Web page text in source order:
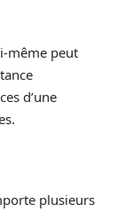
même peut
d’une
plusieurs